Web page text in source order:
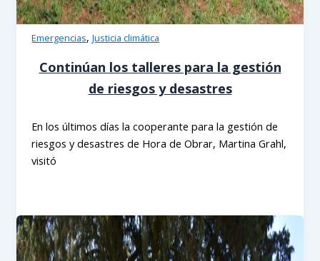
Emergencias,Justicia climática
Continúan los talleres para la gestión
de riesgos y desastres
En los últimos días la cooperante para la gestión de
riesgos y desastres de Hora de Obrar, Martina Grahl,
visitó